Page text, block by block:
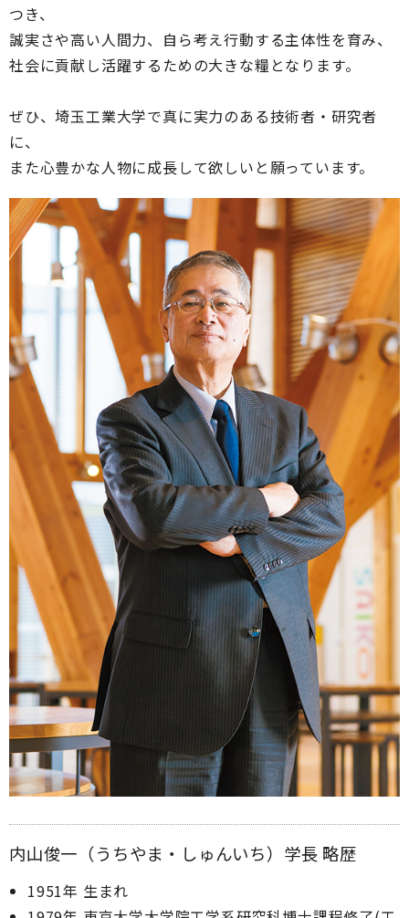
つき、
誠実さや高い人間力、自ら考え行動する主体性を育み、
社会に貢献し活躍するための大きな糧となります。
ぜひ、埼玉工業大学で真に実力のある技術者・研究者
に、
また心豊かな人物に成長して欲しいと願っています。
内山俊一（うちやま・しゅんいち）学長 略歴
1951年 生まれ